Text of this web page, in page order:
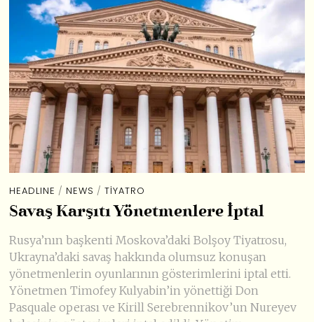
HEADLINE / NEWS / TIYATRO
Savaş Karşıtı Yönetmenlere İptal
Rusya’nın başkenti Moskova’daki Bolşoy Tiyatrosu,
Ukrayna’daki savaş hakkında olumsuz konuşan
yönetmenlerin oyunlarının gösterimlerini iptal etti.
Yönetmen Timofey Kulyabin’in yönettiği Don
Pasquale operası ve Kirill Serebrennikov’un Nureyev